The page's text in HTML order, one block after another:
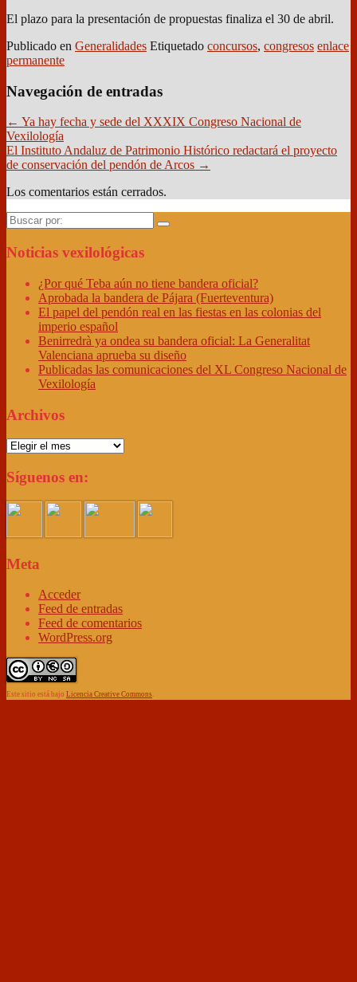
El plazo para la presentación de propuestas finaliza el 30 de abril.
Publicado en Generalidades Etiquetado concursos, congresos enlace
permanente
Navegación de entradas
← Ya hay fecha y sede del XXXIX Congreso Nacional de
Vexilología
El Instituto Andaluz de Patrimonio Histórico redactará el proyecto
de conservación del pendón de Arcos →
Los comentarios están cerrados.
Buscar
por:
Noticias vexilológicas
¿Por qué Teba aún no tiene bandera oficial?
Aprobada la bandera de Pájara (Fuerteventura)
El papel del pendón real en las fiestas en las colonias del
imperio español
Benirredrà ya ondea su bandera oficial: La Generalitat
Valenciana aprueba su diseño
Publicadas las comunicaciones del XL Congreso Nacional de
Vexilología
Archivos
Archivos
Síguenos en:
Meta
Acceder
Feed de entradas
Feed de comentarios
WordPress.org
Este sitio está bajo Licencia Creative Commons.